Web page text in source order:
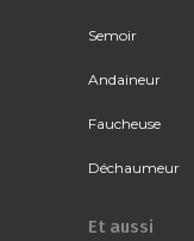
Semoir
Andaineur
Faucheuse
Déchaumeur
Et aussi